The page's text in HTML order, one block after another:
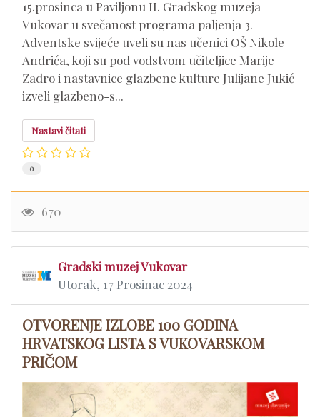
15.prosinca u Paviljonu II. Gradskog muzeja
Vukovar u svečanost programa paljenja 3.
Adventske svijeće uveli su nas učenici OŠ Nikole
Andrića, koji su pod vodstvom učiteljice Marije
Zadro i nastavnice glazbene kulture Julijane Jukić
izveli glazbeno-s...
Nastavi čitati
0
670
Gradski muzej Vukovar
Utorak, 17 Prosinac 2024
OTVORENJE IZLOBE 100 GODINA
HRVATSKOG LISTA S VUKOVARSKOM
PRIČOM